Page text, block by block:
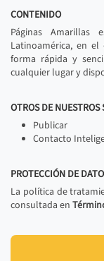
CONTENIDO
Páginas
Latinoamérica, en
forma rápida y
cualquier lugar y
OTROS DE NUESTROS
Publicar
Contacto
PROTECCIÓN DE
La política de
consultada en